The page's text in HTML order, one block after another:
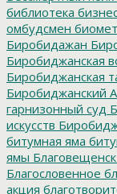
библиотека
омбудсмен
Биробидажан
Биробиджанская
Биробиджанская
Биробиджанский
гарнизонный суд
искусств
битумная яма
ямы Благовещенск
Благословенное
акция